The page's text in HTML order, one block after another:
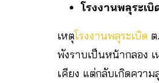
โรงงานพลุระเ
เหตุโรงงานพลุระเบิด
พังราบเป็นหน้ากลอง
เคียง แต่กลับเกิดควา